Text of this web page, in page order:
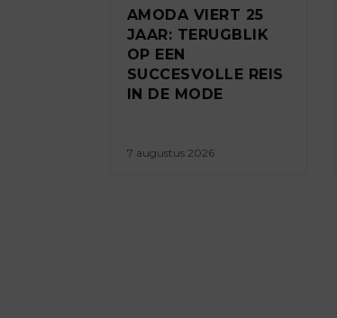
AMODA VIERT 25
JAAR: TERUGBLIK
OP EEN
SUCCESVOLLE REIS
IN DE MODE
7 augustus 2026